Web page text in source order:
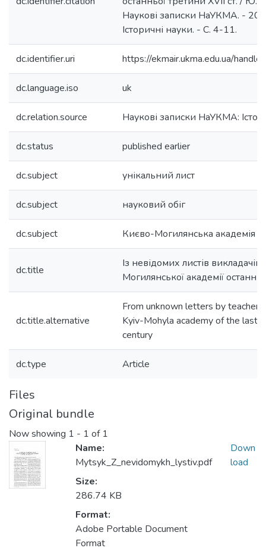
Наукові записки НаУКМА. -
Iсторичні науки. - С. 4-11.
dc.identifier.uri https://ekmair.ukma.edu.ua/
dc.language.iso uk
dc.relation.source Наукові записки НаУКМА:
dc.status published earlier
dc.subject унікальний лист
dc.subject науковий обіг
dc.subject Києво-Могилянська академія
dc.title
Із невідомих листів викладачів
Могилянської академії
dc.title.alternative
From unknown letters by
Kyiv-Mohyla academy of the last
century
dc.type Article
Files
Original bundle
Now showing 1 - 1 of 1
Name:
Mytsyk_Z_nevidomykh_lystiv.pdf
Size:
286.74 KB
Format:
Adobe Portable Document
Format
Down
load